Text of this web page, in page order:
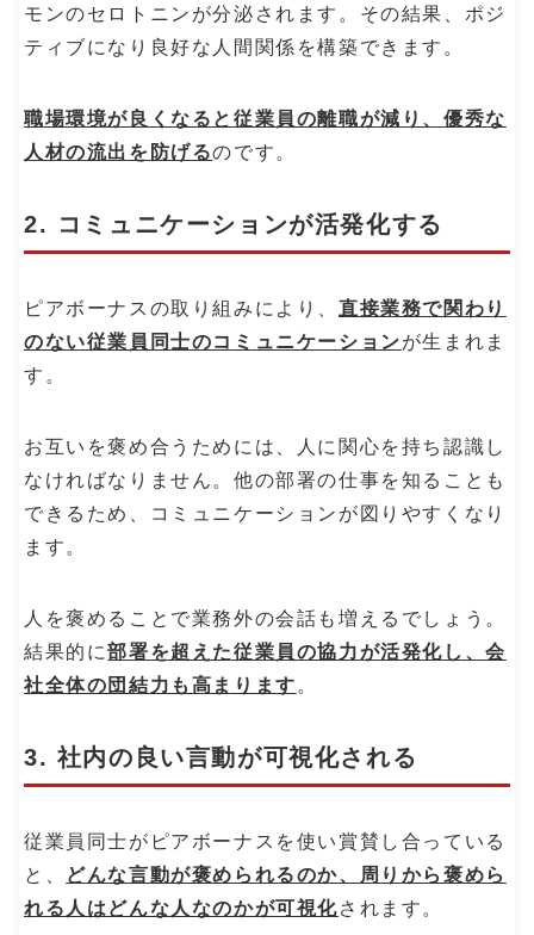
モンのセロトニンが分泌されます。その結果、ポジ
ティブになり良好な人間関係を構築できます。
職場環境が良くなると従業員の離職が減り、優秀な
人材の流出を防げるのです。
2. コミュニケーションが活発化する
ピアボーナスの取り組みにより、 直接業務で関わり
のない従業員同士のコミュニケーションが生まれま
す。
お互いを褒め合うためには、人に関心を持ち認識し
なければなりません。他の部署の仕事を知ることも
できるため、コミュニケーションが図りやすくなり
ます。
人を褒めることで業務外の会話も増えるでしょう。
結果的に部署を超えた従業員の協力が活発化し、会
社全体の団結力も高まります 。
3. 社内の良い言動が可視化される
従業員同士がピアボーナスを使い賞賛し合っている
と、
どんな言動が褒められるのか、周りから褒めら
れる人はどんな人なのかが可視化されます。